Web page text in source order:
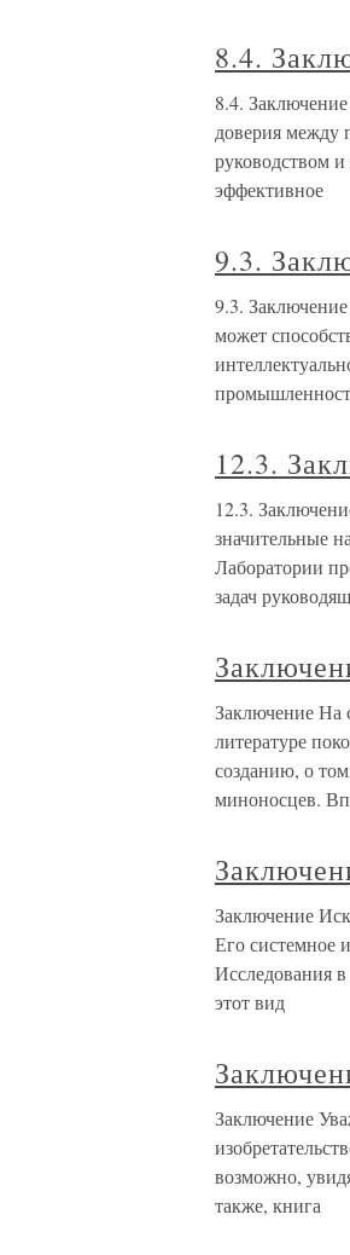
8.4.
8.4.
доверия между
руководством
эффективное
9.3.
9.3.
может
12.3.
12.3.
значительные
Лаборатории
задач
Заключение На
литературе
созданию, о
миноносцев.
Заключение
Его системное
Исследования
этот вид
Заключение
возможно,
также, книга